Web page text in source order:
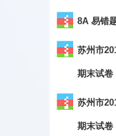
8A 易错
苏州市
期末试
苏州市
期末试卷